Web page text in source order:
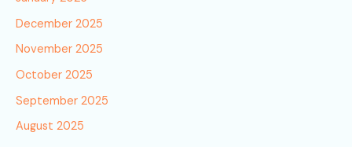
December 2025
November 2025
October 2025
September 2025
August 2025